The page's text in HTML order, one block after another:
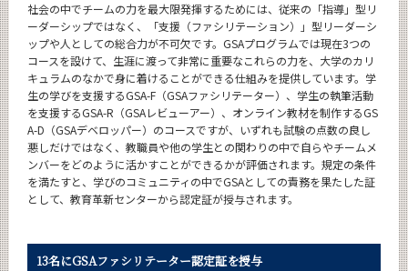
社会の中でチームの力を最大限発揮するためには、従来の「指導」型リ
ーダーシップではなく、「支援（ファシリテーション）」型リーダーシ
ップや人としての総合力が不可欠です。GSAプログラムでは現在3つの
コースを設けて、生涯に渡って非常に重要なこれらの力を、大学のカリ
キュラムのなかで身に着けることができる仕組みを提供しています。学
生の学びを支援するGSA-F（GSAファシリテーター）、学生の執筆活動
を支援するGSA-R（GSAレビューアー）、オンライン教材を制作するGS
A-D（GSAデベロッパー）のコースですが、いずれも試験の点数の良し
悪しだけではなく、教職員や他の学生との関わりの中で自らやチームメ
ンバーをどのように活かすことができるかが評価されます。規定の条件
を満たすと、学びのコミュニティの中でGSAとしての責務を果たした証
として、教育革新センターから認定証が授与されます。
13名にGSAファシリテーター認定証を授与